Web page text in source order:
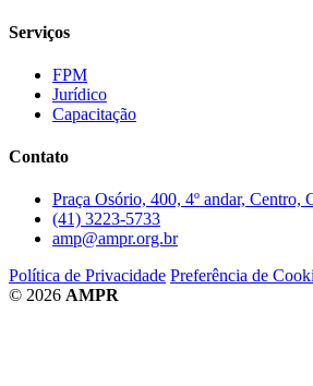
Serviços
FPM
Jurídico
Capacitação
Contato
Praça Osório, 400, 4º andar, Centro,
(41) 3223-5733
amp@ampr.org.br
Política de Privacidade Preferência de
© 2026 AMPR